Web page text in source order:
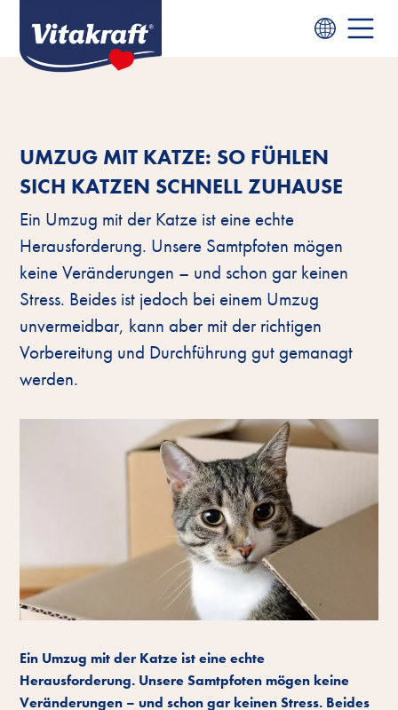
UMZUG MIT KATZE: SO FÜHLEN
SICH KATZEN SCHNELL ZUHAUSE
Ein Umzug mit der Katze ist eine echte
Herausforderung. Unsere Samtpfoten mögen
keine Veränderungen – und schon gar keinen
Stress. Beides ist jedoch bei einem Umzug
unvermeidbar, kann aber mit der richtigen
Vorbereitung und Durchführung gut gemanagt
werden.
Ein Umzug mit der Katze ist eine echte
Herausforderung. Unsere Samtpfoten mögen keine
Veränderungen – und schon gar keinen Stress. Beides